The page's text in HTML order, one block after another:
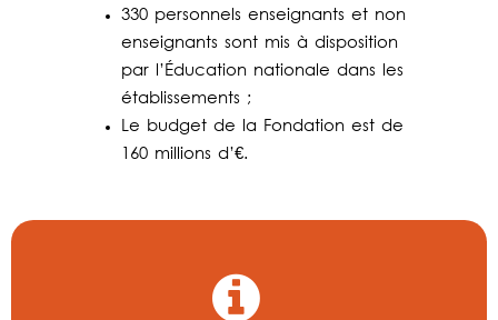
330 personnels enseignants et non
enseignants sont mis à disposition
par l’Éducation nationale dans les
établissements ;
Le budget de la Fondation est de
160 millions d’€.